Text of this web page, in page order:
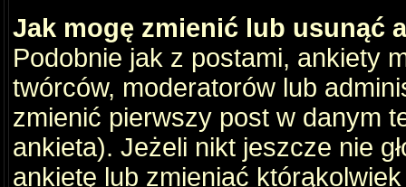
Jak mogę zmienić lub usunąć
Podobnie jak z postami, ankiety
twórców, moderatorów lub
zmienić pierwszy post w danym
ankieta). Jeżeli nikt jeszcze nie
ankietę lub zmieniać